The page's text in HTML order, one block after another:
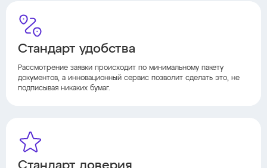
Стандарт удобства
Рассмотрение заявки происходит по минимальному пакету
документов, а инновационный сервис позволит сделать это, не
подписывая никаких бумаг.